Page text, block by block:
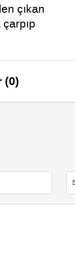
çıkan
(0)